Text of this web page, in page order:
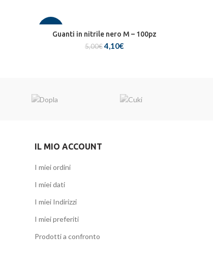
Guanti in nitrile nero M – 100pz
5,00€Il
4,10€Il
IL MIO ACCOUNT
I miei ordini
I miei dati
I miei Indirizzi
I miei preferiti
Prodotti a confronto